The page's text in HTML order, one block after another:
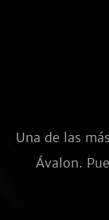
Una de las
Ávalon.